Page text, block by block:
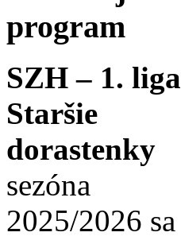
program
SZH – 1. liga
Staršie
dorastenky
sezóna
2025/2026 sa